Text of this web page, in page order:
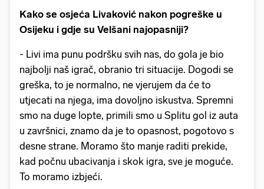
Kako se osjeća Livaković nakon pogreške u
Osijeku i gdje su Velšani najopasniji?
- Livi ima punu podršku svih nas, do gola je bio
najbolji naš igrač, obranio tri situacije. Dogodi se
greška, to je normalno, ne vjerujem da će to
utjecati na njega, ima dovoljno iskustva. Spremni
smo na duge lopte, primili smo u Splitu gol iz auta
u završnici, znamo da je to opasnost, pogotovo s
desne strane. Moramo što manje raditi prekide,
kad počnu ubacivanja i skok igra, sve je moguće.
To moramo izbjeći.